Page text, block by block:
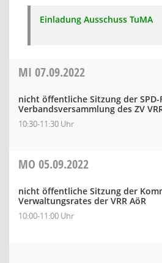
Einladung Ausschuss TuMA
MI 07.09.2022
nicht öffentliche Sitzung der
Verbandsversammlung des ZV
10:30-11:30 Uhr
MO 05.09.2022
nicht öffentliche Sitzung der
Verwaltungsrates der VRR AöR
10:00-11:00 Uhr